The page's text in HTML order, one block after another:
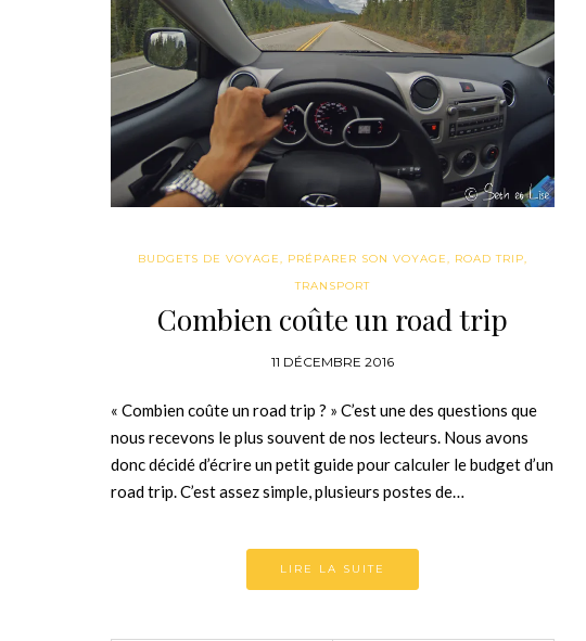
BUDGETS DE VOYAGE, PRÉPARER SON VOYAGE, ROAD TRIP,
TRANSPORT
Combien coûte un road trip
11 DÉCEMBRE 2016
« Combien coûte un road trip ? » C’est une des questions que
nous recevons le plus souvent de nos lecteurs. Nous avons
donc décidé d’écrire un petit guide pour calculer le budget d’un
road trip. C’est assez simple, plusieurs postes de…
LIRE LA SUITE